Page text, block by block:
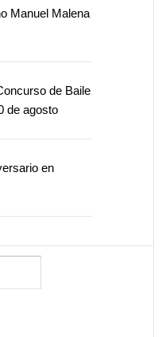
Manuel Malena
de Baile
de agosto
en